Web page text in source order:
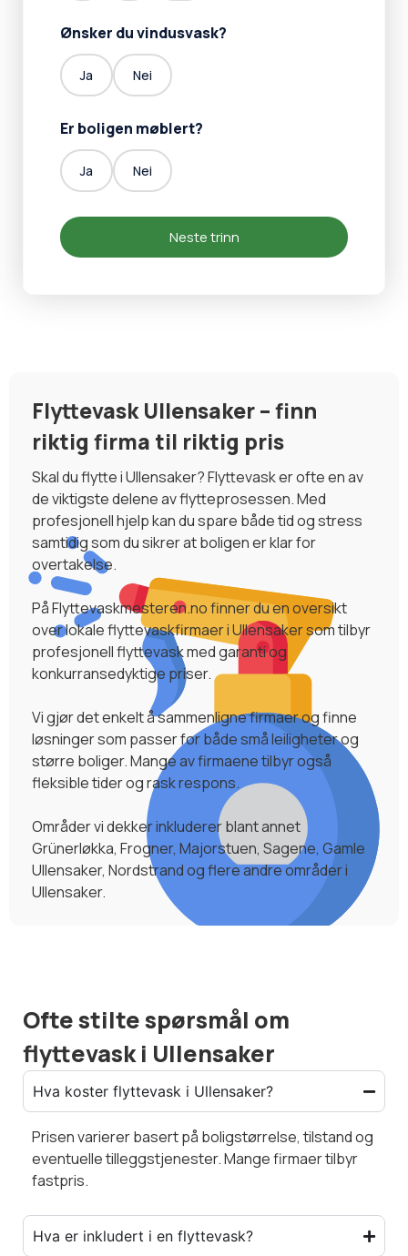
Ønsker du vindusvask?
Ja Nei
Er boligen møblert?
Ja Nei
Neste trinn
Flyttevask Ullensaker – finn
riktig firma til riktig pris
Skal du flytte i Ullensaker? Flyttevask er ofte en av
de viktigste delene av flytteprosessen. Med
profesjonell hjelp kan du spare både tid og stress
samtidig som du sikrer at boligen er klar for
overtakelse.
På Flyttevaskmesteren.no finner du en oversikt
over lokale flyttevaskfirmaer i Ullensaker som tilbyr
profesjonell flyttevask med garanti og
konkurransedyktige priser.
Vi gjør det enkelt å sammenligne firmaer og finne
løsninger som passer for både små leiligheter og
større boliger. Mange av firmaene tilbyr også
fleksible tider og rask respons.
Områder vi dekker inkluderer blant annet
Grünerløkka, Frogner, Majorstuen, Sagene, Gamle
Ullensaker, Nordstrand og flere andre områder i
Ullensaker.
Ofte stilte spørsmål om
flyttevask i Ullensaker
Hva koster flyttevask i Ullensaker?
Prisen varierer basert på boligstørrelse, tilstand og
eventuelle tilleggstjenester. Mange firmaer tilbyr
fastpris.
Hva er inkludert i en flyttevask?